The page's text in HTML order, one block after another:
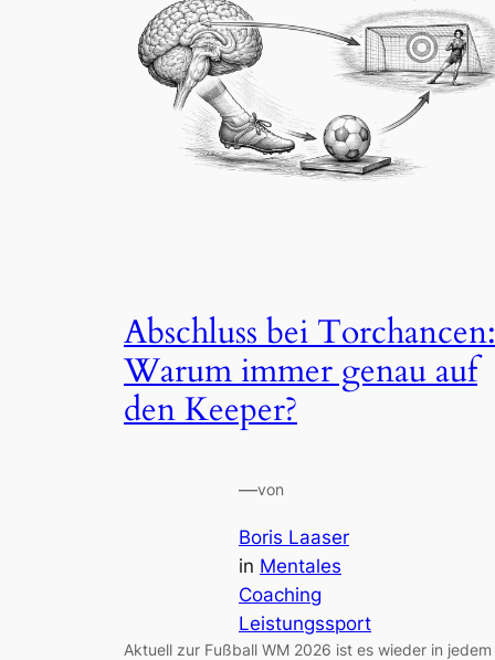
Abschluss bei Torchancen:
Warum immer genau auf
den Keeper?
—von
Boris Laaser
in Mentales
Coaching
Leistungssport
Aktuell zur Fußball WM 2026 ist es wieder in jedem